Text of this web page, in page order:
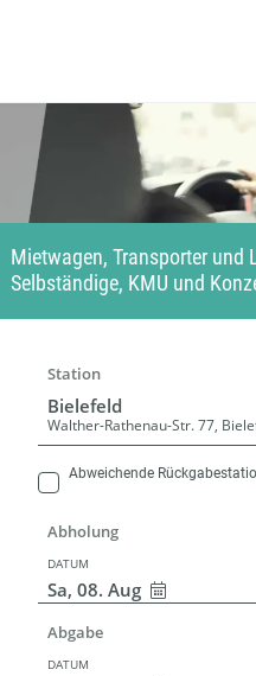
content
Mietwagen, Transporter und
Selbständige, KMU und
Station
Bielefeld
Walther-Rathenau-Str. 77,
Abweichende
Abholung
DATUM
Sa, 08. Aug
Abgabe
DATUM